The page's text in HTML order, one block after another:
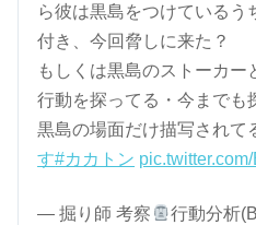
ら彼は黒島をつけているう
付き、今回脅しに来た？
もしくは黒島のストーカ
行動を探ってる・今までも
黒島の場面だけ描写されて
す#カカトン
— 掘り師 考察
行動分析